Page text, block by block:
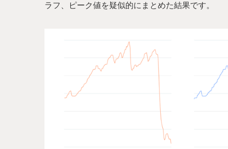
ラフ、ピーク値を疑似的にまとめた結果です。